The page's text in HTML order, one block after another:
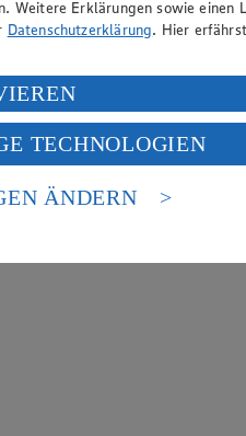
Weitere Erklärungen sowie einen
Datenschutzerklärung. Hier
den USA durch Facebook und
des Art. 49 Abs. 1 Satz 1 lit.
Der EuGH sieht die USA als
Datenschutzniveau an. Es
TECHNOLOGIEN
ÄNDERN